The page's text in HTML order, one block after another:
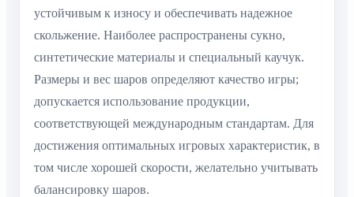
устойчивым к износу и обеспечивать надежное
скольжение. Наиболее распространены сукно,
синтетические материалы и специальный каучук.
Размеры и вес шаров определяют качество игры;
допускается использование продукции,
соответствующей международным стандартам. Для
достижения оптимальных игровых характеристик, в
том числе хорошей скорости, желательно учитывать
балансировку шаров.